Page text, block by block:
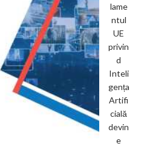
lame
ntul
UE
privin
d
Inteli
gența
Artifi
cială
devin
e